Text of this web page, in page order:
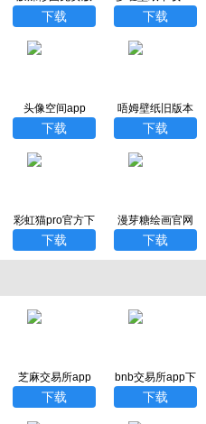
下载
P
下载
头像空间app
下载
唔姆壁纸旧版本
下载
彩虹猫pro官方下
载最新版
下载
漫芽糖绘画官网
版
下载
芝麻交易所app
下载
下载
bnb交易所app下
载
下载